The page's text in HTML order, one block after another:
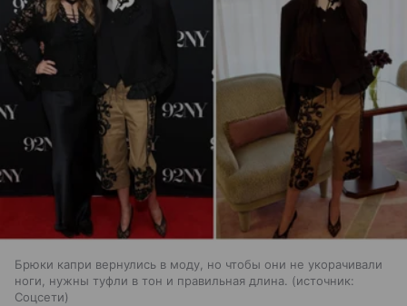
Брюки капри вернулись в моду, но чтобы они не укорачивали
ноги, нужны туфли в тон и правильная длина.
источник:
Соцсети